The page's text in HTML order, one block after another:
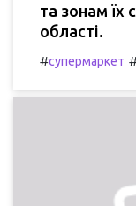
та зонам їх
області.
#супермаркет